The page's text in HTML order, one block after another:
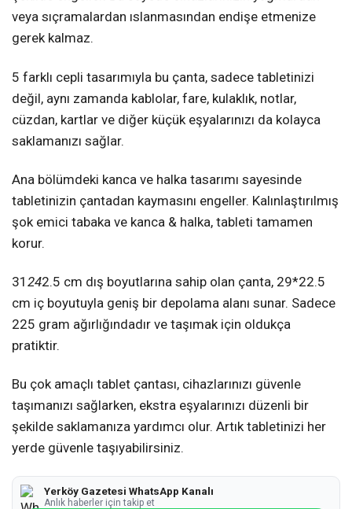
veya sıçramalardan ıslanmasından endişe etmenize
gerek kalmaz.
5 farklı cepli tasarımıyla bu çanta, sadece tabletinizi
değil, aynı zamanda kablolar, fare, kulaklık, notlar,
cüzdan, kartlar ve diğer küçük eşyalarınızı da kolayca
saklamanızı sağlar.
Ana bölümdeki kanca ve halka tasarımı sayesinde
tabletinizin çantadan kaymasını engeller. Kalınlaştırılmış
şok emici tabaka ve kanca & halka, tableti tamamen
korur.
31 242.5 cm dış boyutlarına sahip olan çanta, 29*22.5
cm iç boyutuyla geniş bir depolama alanı sunar. Sadece
225 gram ağırlığındadır ve taşımak için oldukça
pratiktir.
Bu çok amaçlı tablet çantası, cihazlarınızı güvenle
taşımanızı sağlarken, ekstra eşyalarınızı düzenli bir
şekilde saklamanıza yardımcı olur. Artık tabletinizi her
yerde güvenle taşıyabilirsiniz.
Yerköy Gazetesi WhatsApp Kanalı
Anlık haberler için takip et